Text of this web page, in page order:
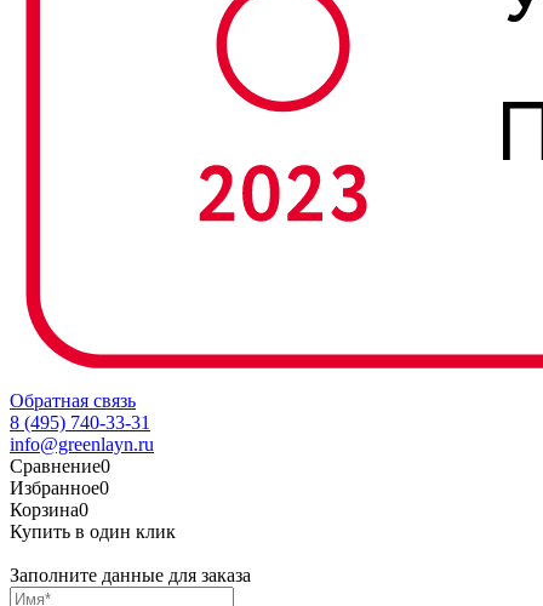
Обратная связь
8 (495) 740-33-31
info@greenlayn.ru
Сравнение0
Избранное0
Корзина0
Купить в один клик
Заполните данные для заказа